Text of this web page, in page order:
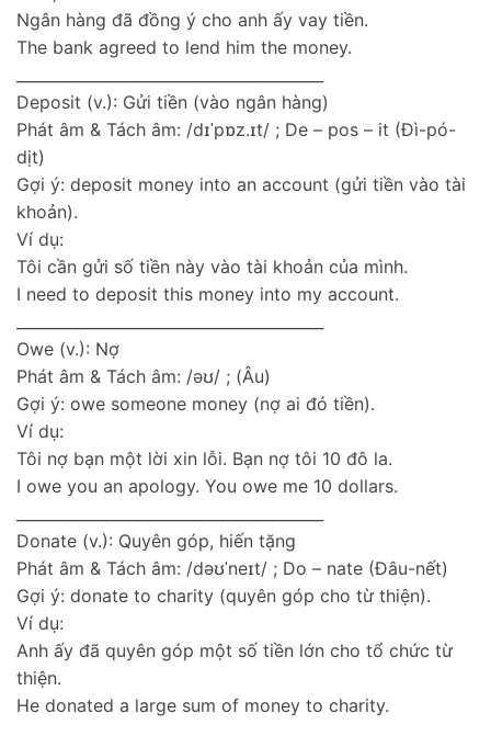
Ngân hàng đã đồng ý cho anh ấy vay tiền.
The bank agreed to lend him the money.
Deposit (v.): Gửi tiền (vào ngân hàng)
Phát âm & Tách âm: /dɪˈpɒz.ɪt/ ; De – pos – it (Đì-pó-
dịt)
Gợi ý: deposit money into an account (gửi tiền vào tài
khoản).
Ví dụ:
Tôi cần gửi số tiền này vào tài khoản của mình.
I need to deposit this money into my account.
Owe (v.): Nợ
Phát âm & Tách âm: /əʊ/ ; (Âu)
Gợi ý: owe someone money (nợ ai đó tiền).
Ví dụ:
Tôi nợ bạn một lời xin lỗi. Bạn nợ tôi 10 đô la.
I owe you an apology. You owe me 10 dollars.
Donate (v.): Quyên góp, hiến tặng
Phát âm & Tách âm: /dəʊˈneɪt/ ; Do – nate (Đâu-nết)
Gợi ý: donate to charity (quyên góp cho từ thiện).
Ví dụ:
Anh ấy đã quyên góp một số tiền lớn cho tổ chức từ
thiện.
He donated a large sum of money to charity.